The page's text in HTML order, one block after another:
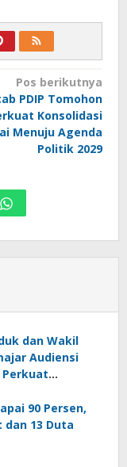
Pos berikutnya
PDIP Tomohon
Konsolidasi
Menuju Agenda
Politik 2029
dan Wakil
Audiensi
90 Persen,
dan 13 Duta